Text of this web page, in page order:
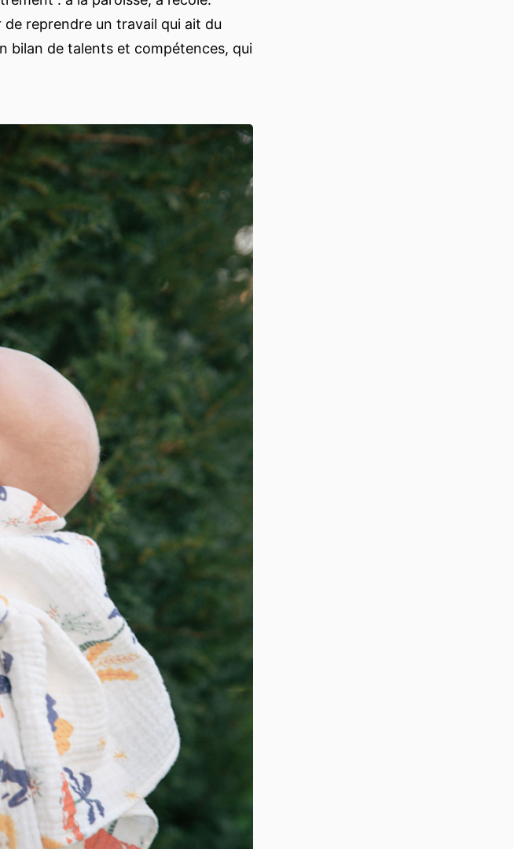
de reprendre un travail qui ait du
bilan de talents et compétences, qui